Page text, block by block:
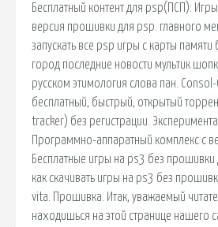
Бесплатный контент для psp(ПСП):
версия прошивки для psp. главного
запускать все psp игры с карты
город последние новости мультик
русском этимология слова пан.
бесплатный, быстрый, открытый
tracker) без регистрации.
Программно-аппаратный комплекс с
Бесплатные игры на ps3 без прошивки
как скачивать игры на ps3 без
vita. Прошивка. Итак, уважаемый
находишься на этой странице нашего